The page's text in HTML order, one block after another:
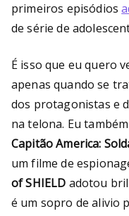
primeiros episódios
de série de
É isso que eu quero
apenas quando se
dos protagonistas e
na telona. Eu
Capitão America:
um filme de
of SHIELD adotou
é um sopro de alivio